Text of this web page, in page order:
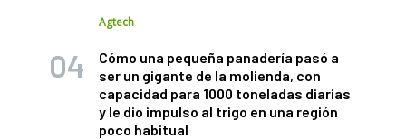
Agtech
Cómo una pequeña panadería pasó a
ser un gigante de la molienda, con
capacidad para 1000 toneladas diarias
y le dio impulso al trigo en una región
poco habitual